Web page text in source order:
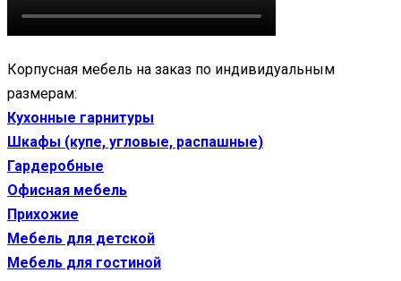
Корпусная мебель на заказ по индивидуальным
размерам:
Кухонные гарнитуры
Шкафы (купе, угловые, распашные)
Гардеробные
Офисная мебель
Прихожие
Мебель для детской
Мебель для гостиной